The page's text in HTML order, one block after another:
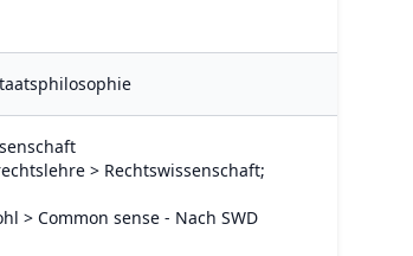
> Rechtswissenschaft;
> Common sense - Nach SWD